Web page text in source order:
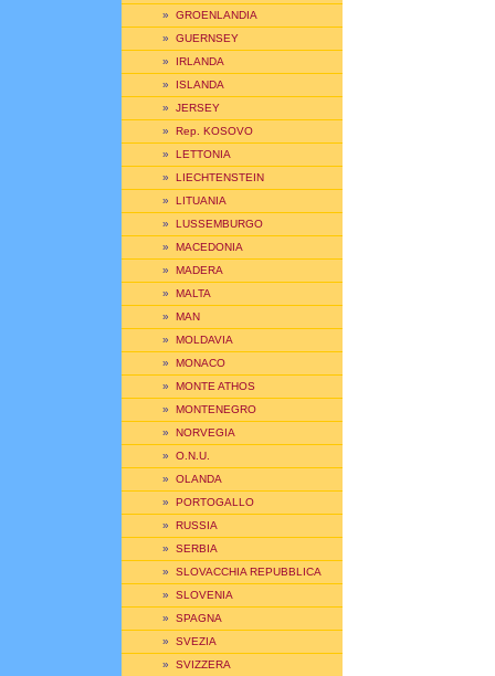
» GROENLANDIA
» GUERNSEY
» IRLANDA
» ISLANDA
» JERSEY
» Rep. KOSOVO
» LETTONIA
» LIECHTENSTEIN
» LITUANIA
» LUSSEMBURGO
» MACEDONIA
» MADERA
» MALTA
» MAN
» MOLDAVIA
» MONACO
» MONTE ATHOS
» MONTENEGRO
» NORVEGIA
» O.N.U.
» OLANDA
» PORTOGALLO
» RUSSIA
» SERBIA
» SLOVACCHIA REPUBBLICA
» SLOVENIA
» SPAGNA
» SVEZIA
» SVIZZERA